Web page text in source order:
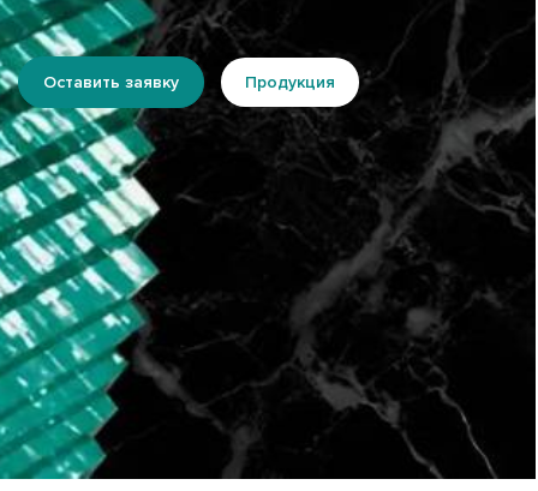
Оставить заявку Продукция